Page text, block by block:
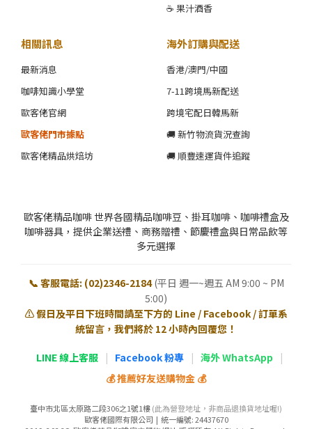
☕ 果汁酒香
相關訊息
最新消息
咖啡知識小學堂
歐客佬官網
歐客佬門市據點
歐客佬精品烘焙坊
海外訂購與配送
香港/澳門/中國
7-11跨境馬新配送
跨境宅配日韓馬新
🚚 新竹物流貨況查詢
🚚 順豐速運貨件追蹤
歐客佬精品咖啡 世界各國精品咖啡豆、掛耳咖啡、咖啡禮盒及
咖啡器具，提供企業送禮、商務贈禮、節慶禮盒與日常品飲等
多元選擇
📞 客服電話: (02)2346-2184 (平日 週一~週五 AM 9:00 ~ PM
5:00)
⚠️ 假日及平日下班時間請至下方的 Line / Facebook / 訂單系
統留言，我們將於 12 小時內回覆您！
LINE 線上客服 | Facebook 粉專 | 海外 WhatsApp
|
💰 推薦好友送購物金 💰
臺中市北區太原路二段306之1號1樓(此為營登地址，非商品退換貨地址喔!)
歐客佬國際有限公司 | 統一編號: 24437670